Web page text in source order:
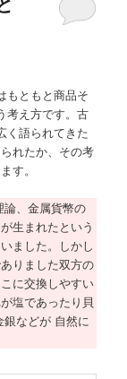
もともと商品そ
考え方です。古
く語られてきた
れたか、その考
す。
、金属貨幣の
生まれたという
ました。しかし
りました双方の
に交換しやすい
塩であったり貝
などが 自然に